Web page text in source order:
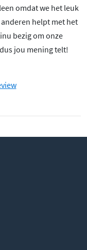
omdat we het leuk
helpt met het
bezig om onze
jou mening telt!